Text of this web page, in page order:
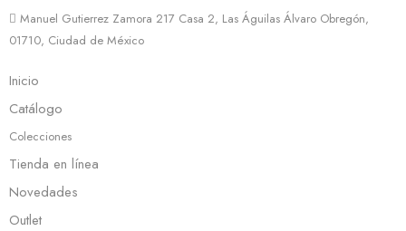
Manuel Gutierrez Zamora 217 Casa 2, Las Águilas Álvaro Obregón,
01710, Ciudad de México
Inicio
Catálogo
Colecciones
Tienda en línea
Novedades
Outlet